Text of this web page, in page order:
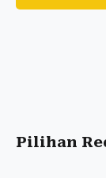
Pilihan